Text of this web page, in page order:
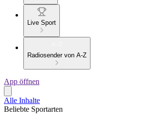
Live Sport
Radiosender von A-Z
App öffnen
Alle Inhalte
Beliebte Sportarten